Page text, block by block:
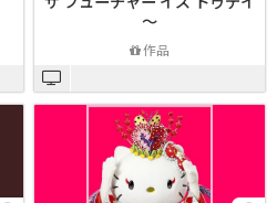
～
作品